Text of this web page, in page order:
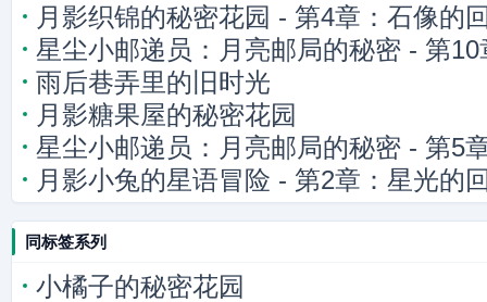
月影织锦的秘密花园 - 第4章：石像的
星尘小邮递员：月亮邮局的秘密 - 第
雨后巷弄里的旧时光
月影糖果屋的秘密花园
星尘小邮递员：月亮邮局的秘密 - 第5
月影小兔的星语冒险 - 第2章：星光的
同标签系列
小橘子的秘密花园